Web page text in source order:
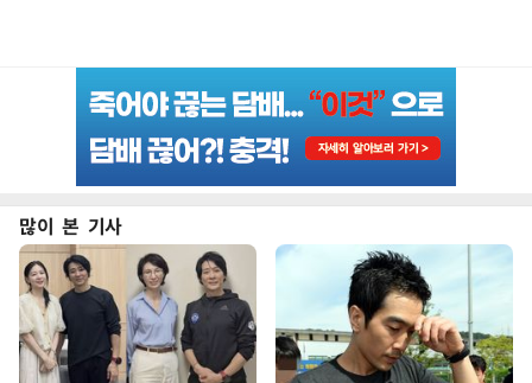
많이 본 기사